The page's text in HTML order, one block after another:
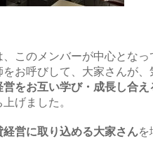
、このメンバーが中心となっ
お呼びして、大家さんが、
営をお互い学び・成長し合え
げました。
経営に取り込める大家さんを